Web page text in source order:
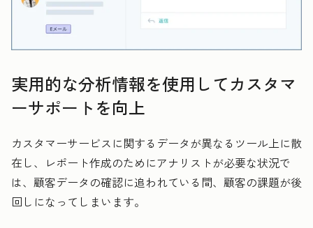
実用的な分析情報を使用してカスタマ
ーサポートを向上
カスタマーサービスに関するデータが異なるツール上に散
在し、レポート作成のためにアナリストが必要な状況で
は、顧客データの確認に追われている間、顧客の課題が後
回しになってしまいます。